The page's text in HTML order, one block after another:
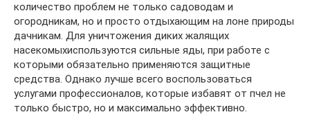
количество проблем не только садоводам и
огородникам, но и просто отдыхающим на лоне природы
дачникам. Для уничтожения диких жалящих
насекомыхиспользуются сильные яды, при работе с
которыми обязательно применяются защитные
средства. Однако лучше всего воспользоваться
услугами профессионалов, которые избавят от пчел не
только быстро, но и максимально эффективно.